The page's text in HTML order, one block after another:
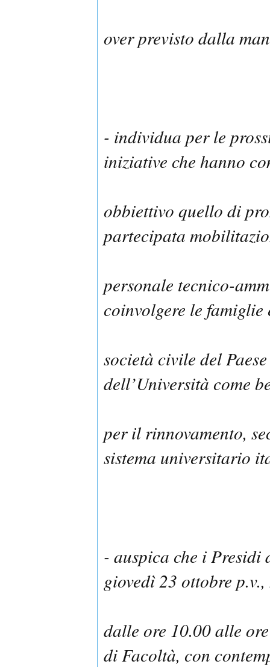
over previsto dalla
- individua per le
iniziative che hanno
obbiettivo quello di
partecipata
personale tecnico-
coinvolgere le famiglie
società civile del
dell’Università come
per il rinnovamento,
sistema universitario
- auspica che i
giovedì 23 ottobre
dalle ore 10.00 alle
di Facoltà, con